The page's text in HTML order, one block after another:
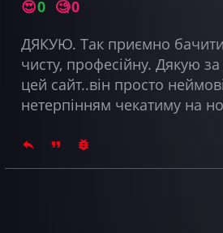
😍0 🧐0
ДЯКУЮ. Так приємно бачити
чисту, професійну. Дякую
цей сайт..він просто
нетерпінням чекатиму на